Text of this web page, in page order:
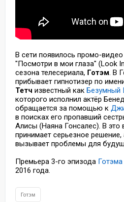
В сети появилось промо-видео
"Посмотри в мои глаза" (Look
сезона телесериала, Готэм. В
прибывает гипнотизер по
Тетч известный как Безумный
которого исполнил актёр
обращается за помощью к
в поисках его пропавший
Алисы (Наяна Гонсалес). В это
принимает серьезное
вызывает проблемы для
Премьера 3-го эпизода Готэма
2016 года.
Готэм